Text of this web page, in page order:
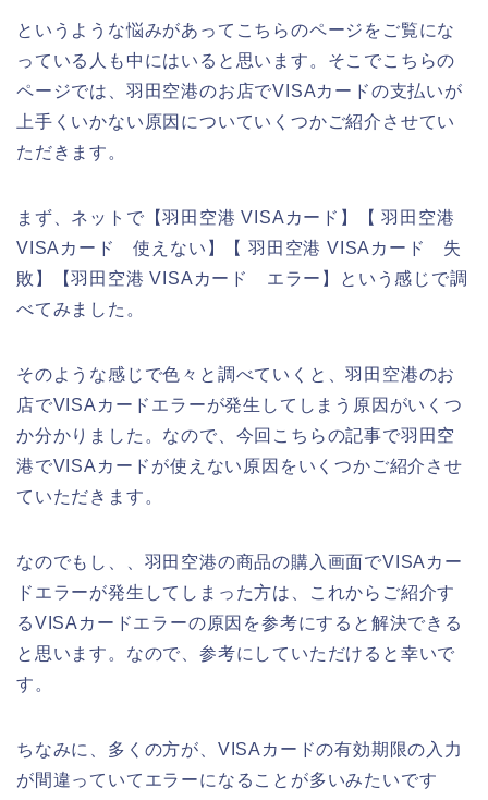
というような悩みがあってこちらのページをご覧にな
っている人も中にはいると思います。そこでこちらの
ページでは、羽田空港のお店でVISAカードの支払いが
上手くいかない原因についていくつかご紹介させてい
ただきます。
まず、ネットで【羽田空港 VISAカード】【 羽田空港
VISAカード 使えない】【 羽田空港 VISAカード 失
敗】【羽田空港 VISAカード エラー】という感じで調
べてみました。
そのような感じで色々と調べていくと、羽田空港のお
店でVISAカードエラーが発生してしまう原因がいくつ
か分かりました。なので、今回こちらの記事で羽田空
港でVISAカードが使えない原因をいくつかご紹介させ
ていただきます。
なのでもし、、羽田空港の商品の購入画面でVISAカー
ドエラーが発生してしまった方は、これからご紹介す
るVISAカードエラーの原因を参考にすると解決できる
と思います。なので、参考にしていただけると幸いで
す。
ちなみに、多くの方が、VISAカードの有効期限の入力
が間違っていてエラーになることが多いみたいです